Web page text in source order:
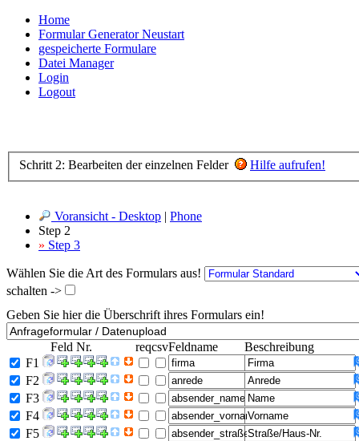
Home
Formular Generator Neustart
gespeicherte Formulare
Datei Manager
Login
Logout
Schritt 2: Bearbeiten der einzelnen Felder Hilfe aufrufen!
Voransicht - Desktop | Phone
Step 2
» Step 3
Wählen Sie die Art des Formulars aus!
schalten ->
Geben Sie hier die Überschrift ihres Formulars ein!
Feld Nr. reqcsvFeldname
Beschreibung
F1
F2
F3
F4
F5